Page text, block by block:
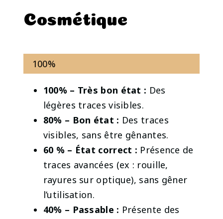
Cosmétique
100%
100% – Très bon état : Des
légères traces visibles.
80% – Bon état : Des traces
visibles, sans être gênantes.
60 % – État correct : Présence de
traces avancées (ex : rouille,
rayures sur optique), sans gêner
l’utilisation.
40% – Passable : Présente des